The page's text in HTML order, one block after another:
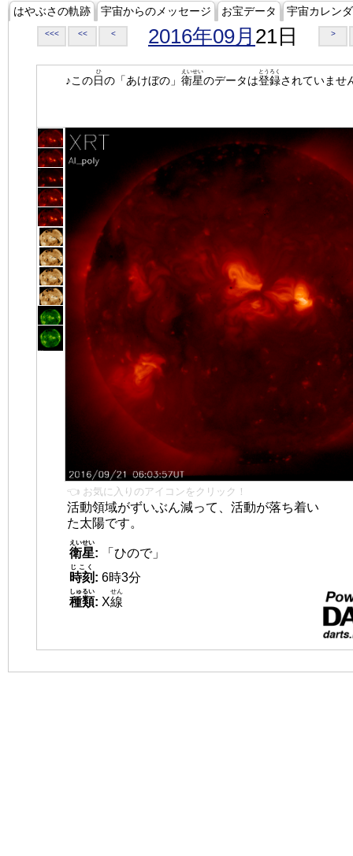
はやぶさの軌跡 宇宙からのメッセージ お宝データ 宇宙カレン
<<< << < 2016年09月 21日 >
♪この日
ひ
の「あけぼの」 衛星
えいせい
のデータは登録
とうろく
されていませ
👈 お気に入りのアイコンをクリック！
活動領域がずいぶん減って、活動が落ち着い
た太陽です。
衛星
えいせい
:
「ひので」
時刻
じこく
: 6時3分
種類
しゅるい
: X線
せん